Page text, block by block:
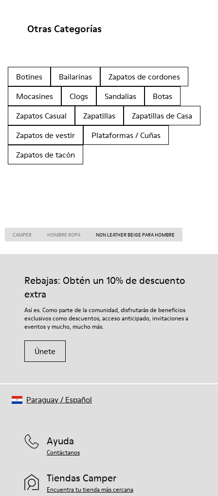
Otras Categorías
Botines Bailarinas
Zapatos de cordones
Mocasines
Clogs Sandalias
Botas
Zapatos Casual
Zapatillas
Zapatillas de Casa
Zapatos de vestir
Plataformas / Cuñas
Zapatos de tacón
CAMPER HOMBRE ROPA NON LEATHER BEIGE PARA HOMBRE
Rebajas: Obtén un 10% de descuento
extra
Así es. Como parte de la comunidad, disfrutarás de beneficios
exclusivos como descuentos, acceso anticipado, invitaciones a
eventos y mucho, mucho más.
Únete
Ayuda
Contáctanos
Tiendas Camper
Encuentra tu tienda más cercana
Paraguay/ Español